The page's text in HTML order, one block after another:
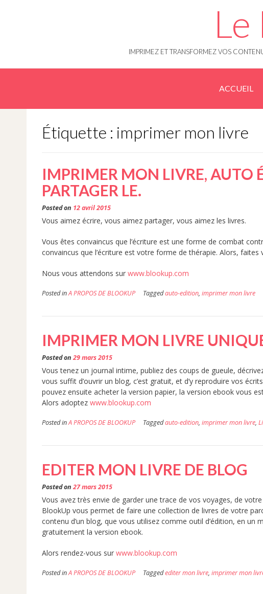
IMPRIMEZ ET TRANSFORMEZ VOS
ACCUEIL
Étiquette : imprimer mon livre
IMPRIMER MON LIVRE, AUTO
PARTAGER LE.
Posted on 12 avril 2015
Vous aimez écrire, vous aimez partager, vous aimez les livres.
Vous êtes convaincus que l’écriture est une forme de combat
convaincus que l’écriture est votre forme de thérapie. Alors,
Nous vous attendons sur www.blookup.com
Posted inA PROPOS DE BLOOKUP Taggedauto-edition, imprimer mon livre
IMPRIMER MON LIVRE
Posted on29 mars 2015
Vous tenez un journal intime, publiez des coups de gueule,
vous suffit d’ouvrir un blog, c’est gratuit, et d’y reproduire vos
pouvez ensuite acheter la version papier, la version ebook vous
Alors adoptez www.blookup.com
Posted inA PROPOS DE BLOOKUP Taggedauto-edition, imprimer mon livre,
EDITER MON LIVRE DE BLOG
Posted on27 mars 2015
Vous avez très envie de garder une trace de vos voyages, de
BlookUp vous permet de faire une collection de livres de votre
contenu d’un blog, que vous utilisez comme outil d’édition, en un
gratuitement la version ebook.
Alors rendez-vous sur www.blookup.com
Posted inA PROPOS DE BLOOKUP Taggedediter mon livre, imprimer mon